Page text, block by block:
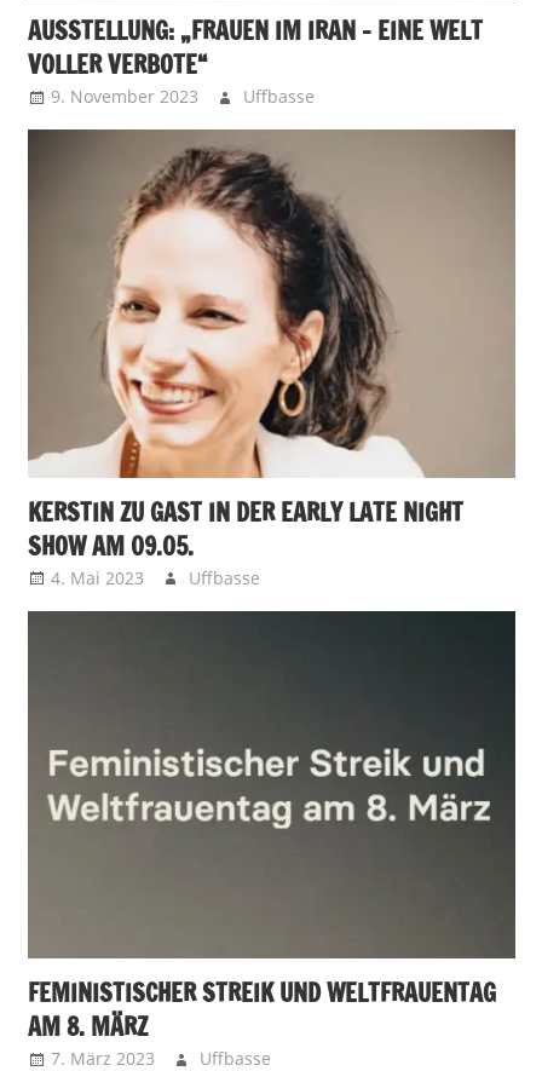
AUSSTELLUNG: „FRAUEN IM IRAN – EINE WELT
VOLLER VERBOTE“
9. November 2023 Uffbasse
KERSTIN ZU GAST IN DER EARLY LATE NIGHT
SHOW AM 09.05.
4. Mai 2023 Uffbasse
FEMINISTISCHER STREIK UND WELTFRAUENTAG
AM 8. MÄRZ
7. März 2023 Uffbasse